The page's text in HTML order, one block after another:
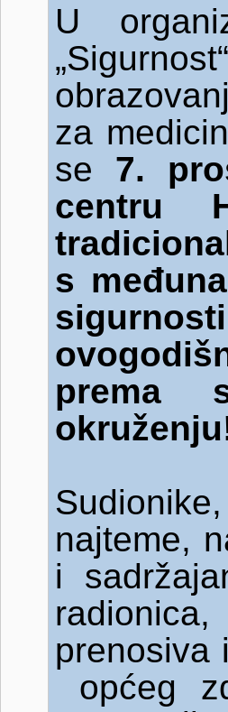
U
za
se 7.
centru
s
prema
najteme,
i
prenosiva
općeg